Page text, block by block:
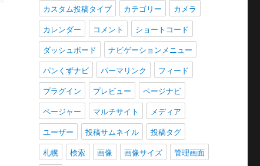
カスタム投稿タイプ
カテゴリー
カメラ
カレンダー
コメント
ショートコード
ダッシュボード
ナビゲーションメニュー
パンくずナビ
パーマリンク
フィード
プラグイン
プレビュー
ページナビ
ページャー
マルチサイト
メディア
ユーザー
投稿サムネイル
投稿タグ
札幌
検索 画像 画像サイズ
管理画面